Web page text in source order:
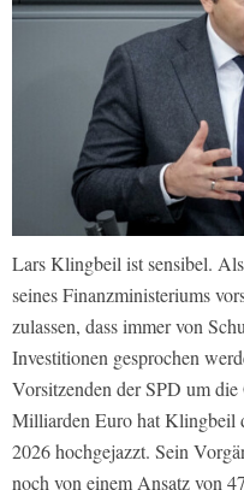
Lars Klingbeil ist sensibel.
seines Finanzministeriums
zulassen, dass immer von
Investitionen gesprochen
Vorsitzenden der SPD um
Milliarden Euro hat Klingbeil
2026 hochgejazzt. Sein
noch von einem Ansatz von